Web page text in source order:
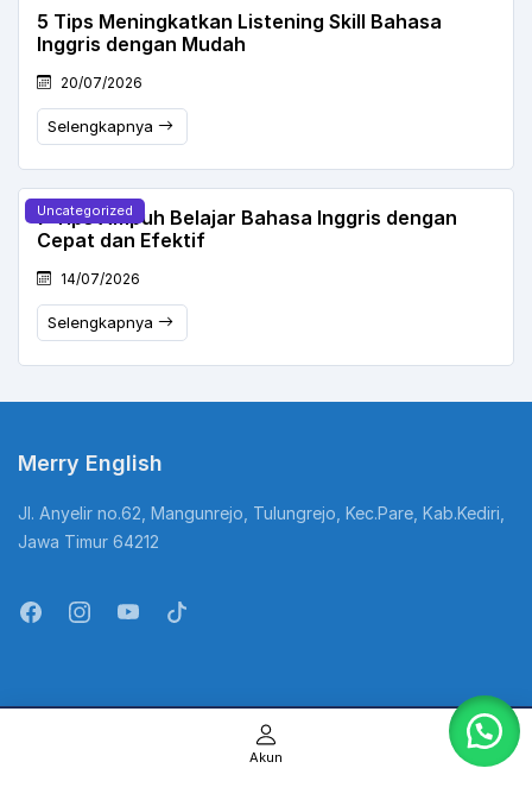
5 Tips Meningkatkan Listening Skill Bahasa
Inggris dengan Mudah
20/07/2026
Selengkapnya
Uncategorized
7 Tips Ampuh Belajar Bahasa Inggris dengan
Cepat dan Efektif
14/07/2026
Selengkapnya
Merry English
Jl. Anyelir no.62, Mangunrejo, Tulungrejo, Kec.Pare, Kab.Kediri,
Jawa Timur 64212
@Copyright Kampung Inggris. All Rights Reserved
Akun